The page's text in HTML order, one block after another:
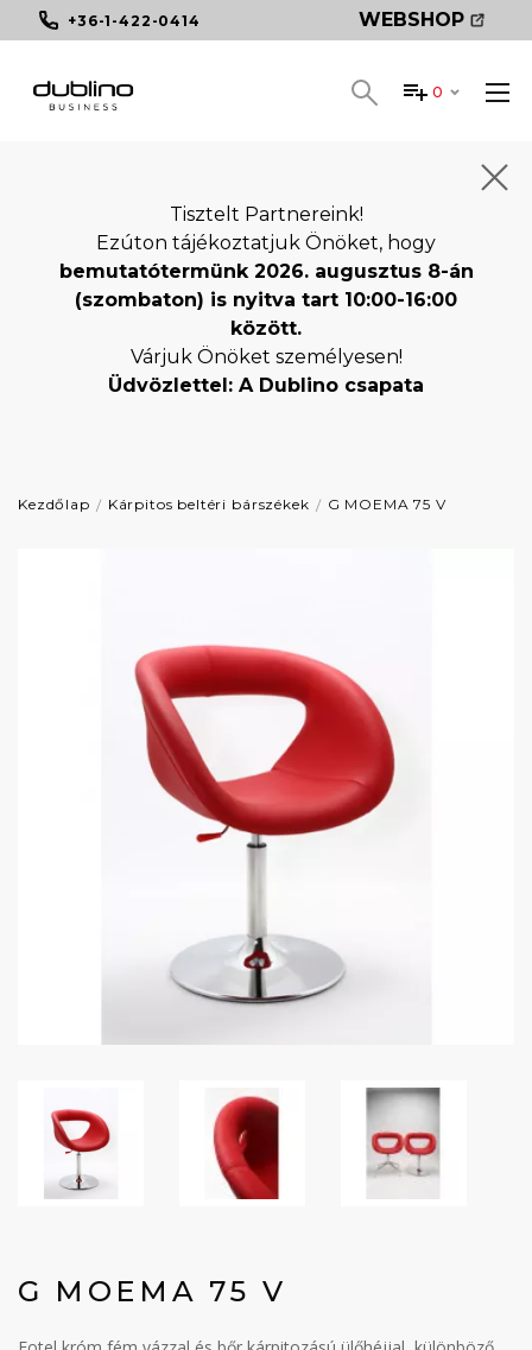
+36-1-422-0414 WEBSHOP
0
Tisztelt Partnereink!
Ezúton tájékoztatjuk Önöket, hogy
bemutatótermünk 2026. augusztus 8-án
(szombaton) is nyitva tart 10:00-16:00
között.
Várjuk Önöket személyesen!
Üdvözlettel: A Dublino csapata
Kezdőlap Kárpitos beltéri bárszékek G MOEMA 75 V
G MOEMA 75 V